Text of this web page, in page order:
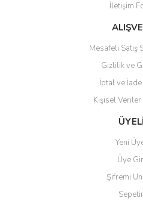
Ürün fiyatı diğer sitelerden daha
Bu ürüne benzer farklı
İletişim
Mesafeli Satış
Gizlilik ve
İptal ve İade
Kişisel Veriler
Yeni
Üye
Şifremi